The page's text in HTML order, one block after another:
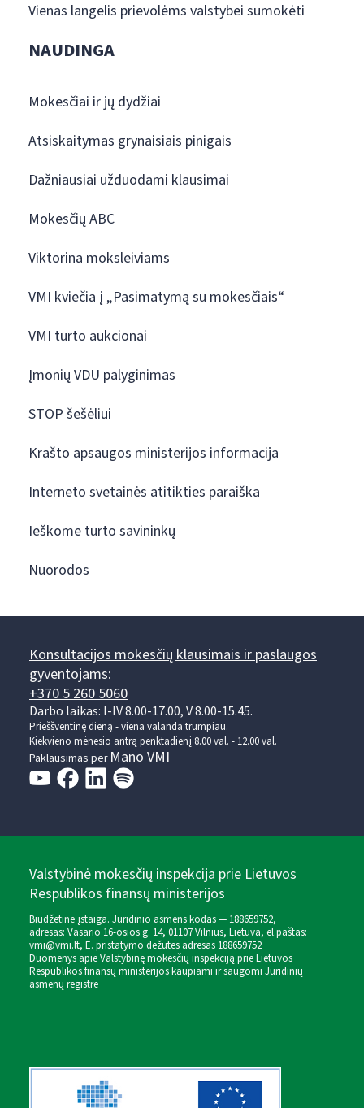
Vienas langelis prievolėms valstybei sumokėti
NAUDINGA
Mokesčiai ir jų dydžiai
Atsiskaitymas grynaisiais pinigais
Dažniausiai užduodami klausimai
Mokesčių ABC
Viktorina moksleiviams
VMI kviečia į „Pasimatymą su mokesčiais“
VMI turto aukcionai
Įmonių VDU palyginimas
STOP šešėliui
Krašto apsaugos ministerijos informacija
Interneto svetainės atitikties paraiška
Ieškome turto savininkų
Nuorodos
Konsultacijos mokesčių klausimais ir paslaugos
gyventojams:
+370 5 260 5060
Darbo laikas: I-IV 8.00-17.00, V 8.00-15.45.
Prieššventinę dieną - viena valanda trumpiau.
Kiekvieno mėnesio antrą penktadienį 8.00 val. - 12.00 val.
Paklausimas perMano VMI
Valstybinė mokesčių inspekcija prie Lietuvos
Respublikos finansų ministerijos
Biudžetinė įstaiga. Juridinio asmens kodas — 188659752,
adresas: Vasario 16-osios g. 14, 01107 Vilnius, Lietuva, el.paštas:
vmi@vmi.lt, E. pristatymo dėžutės adresas 188659752
Duomenys apie Valstybinę mokesčių inspekciją prie Lietuvos
Respublikos finansų ministerijos kaupiami ir saugomi Juridinių
asmenų registre